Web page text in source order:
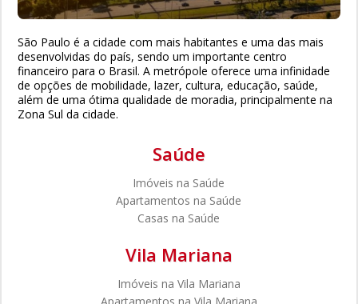
São Paulo é a cidade com mais habitantes e uma das mais
desenvolvidas do país, sendo um importante centro
financeiro para o Brasil. A metrópole oferece uma infinidade
de opções de mobilidade, lazer, cultura, educação, saúde,
além de uma ótima qualidade de moradia, principalmente na
Zona Sul da cidade.
Saúde
Imóveis na Saúde
Apartamentos na Saúde
Casas na Saúde
Vila Mariana
Imóveis na Vila Mariana